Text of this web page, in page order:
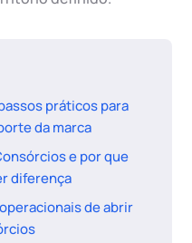
práticos para
da marca
e por que
diferença
de abrir